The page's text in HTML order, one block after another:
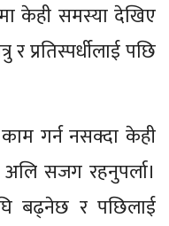
केही समस्या देखिए
प्रतिस्पर्धीलाई पछि
गर्न नसक्दा केही
अलि सजग रहनुपर्ला।
बढ्नेछ र पछिलाई